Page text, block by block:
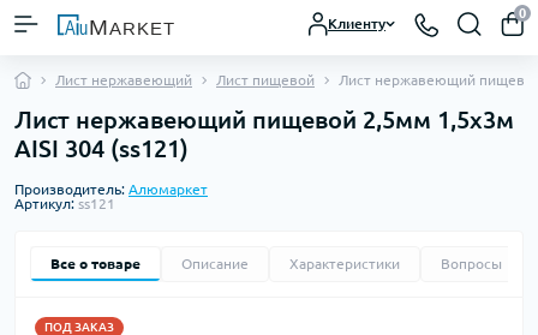
Клиенту
0
Лист нержавеющий Лист пищевой Лист нержавеющий
Лист нержавеющий пищевой 2,5мм 1,5х3м
AISI 304 (ss121)
Производитель: Алюмаркет
Артикул: ss121
Все о товаре Описание Характеристики Вопросы
ПОД ЗАКАЗ